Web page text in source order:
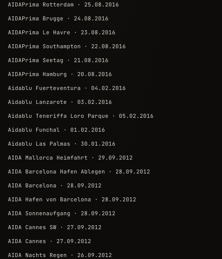
AIDAPrima Rotterdam · 25.08.2016
AIDAPrima Brugge · 24.08.2016
AIDAPrima Le Havre · 23.08.2016
AIDAPrima Southampton · 22.08.2016
AIDAPrima Seetag · 21.08.2016
AIDAPrima Hamburg · 20.08.2016
Aidablu Fuerteventura · 04.02.2016
Aidablu Lanzarote · 03.02.2016
Aidablu Teneriffa Loro Parque · 05.02.2016
Aidablu Funchal · 01.02.2016
Aidablu Las Palmas · 30.01.2016
AIDA Mallorca Heimfahrt · 29.09.2012
AIDA Barcelona Hafen Ablegen · 28.09.2012
AIDA Barcelona · 28.09.2012
AIDA Hafen von Barcelona · 28.09.2012
AIDA Sonnenaufgang · 28.09.2012
AIDA Cannes SW · 27.09.2012
AIDA Cannes · 27.09.2012
AIDA Nachts Regen · 26.09.2012